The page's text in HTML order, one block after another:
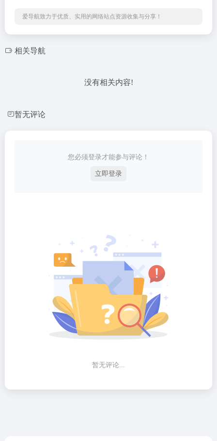
爱导航致力于优质、实用的网络站点资源收集与分享！
相关导航
没有相关内容!
暂无评论
您必须登录才能参与评论！
立即登录
暂无评论...